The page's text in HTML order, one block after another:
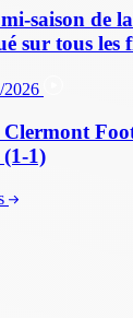
saison de
sur tous les
2026
1)